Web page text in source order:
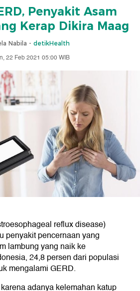
Penyakit Asam
Kerap Dikira Maag
Nabila - detikHealth
22 Feb 2021 05:00 WIB
reflux disease)
penyakit pencernaan yang
lambung yang naik ke
24,8 persen dari populasi
mengalami GERD.
adanya kelemahan katup